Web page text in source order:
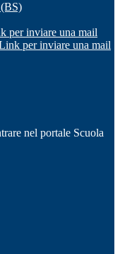
per inviare una mail
per inviare una mail
nel portale Scuola